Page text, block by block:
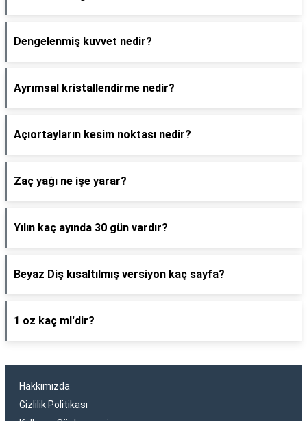
Dengelenmiş kuvvet nedir?
Ayrımsal kristallendirme nedir?
Açıortayların kesim noktası nedir?
Zaç yağı ne işe yarar?
Yılın kaç ayında 30 gün vardır?
Beyaz Diş kısaltılmış versiyon kaç sayfa?
1 oz kaç ml'dir?
Hakkımızda
Gizlilik Politikası